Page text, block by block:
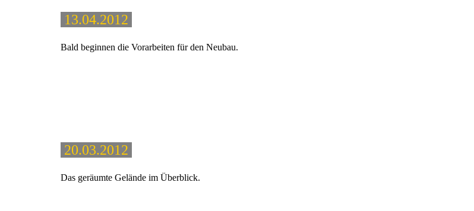
13.04.2012
Bald beginnen die Vorarbeiten für den Neubau.
20.03.2012
Das geräumte Gelände im Überblick.